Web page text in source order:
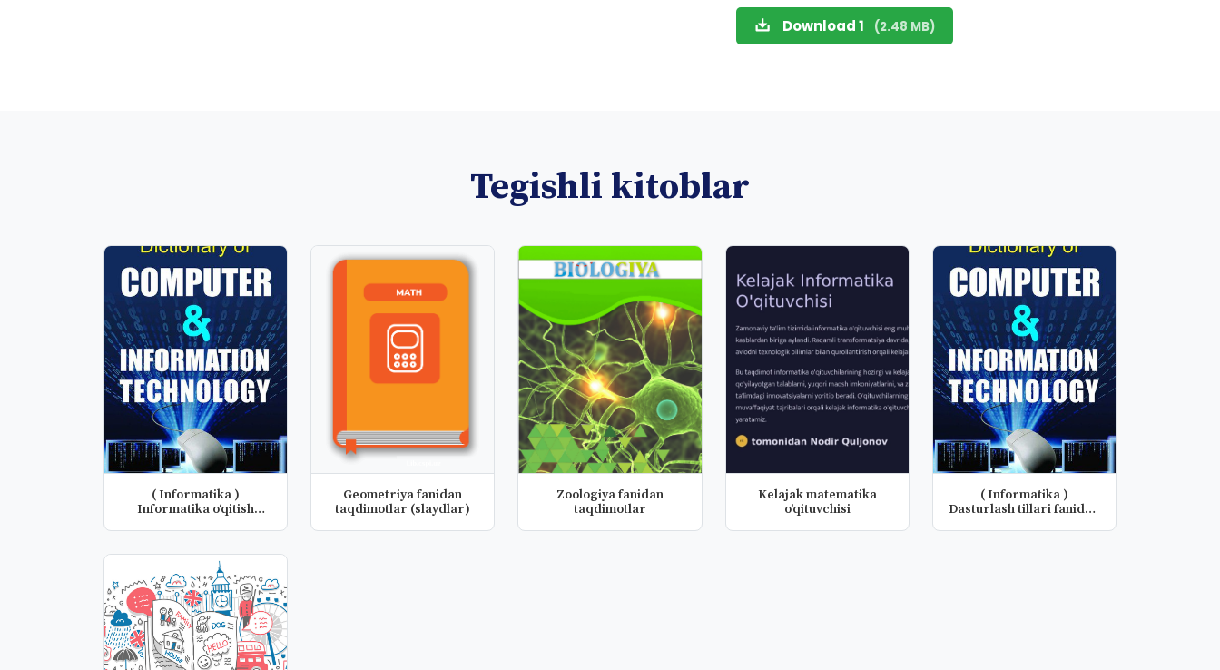
Download 1 (2.48 MB)
Tegishli kitoblar
( Informatika )
Informatika o‘qitish
Geometriya fanidan
taqdimotlar (slaydlar)
Zoologiya fanidan
taqdimotlar
Kelajak matematika
o'qituvchisi
( Informatika )
Dasturlash tillari fanidan